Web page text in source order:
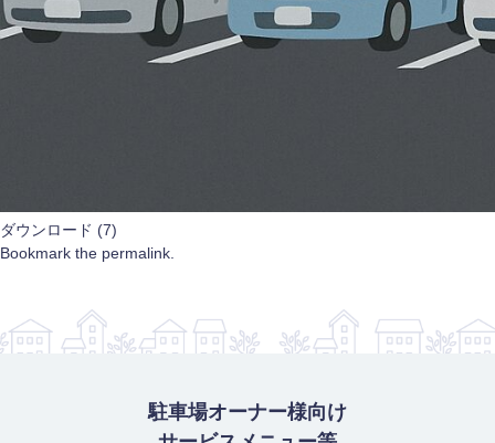
ダウンロード (7)
Bookmark the permalink
駐車場オーナー様向け